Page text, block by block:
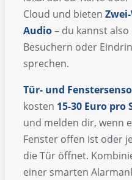
Cloud und bieten
Audio– du kannst
Besuchern oder
sprechen.
Tür- und
kosten 15-30 Euro pro
und melden dir, wenn
Fenster offen ist oder
die Tür öffnet.
einer smarten